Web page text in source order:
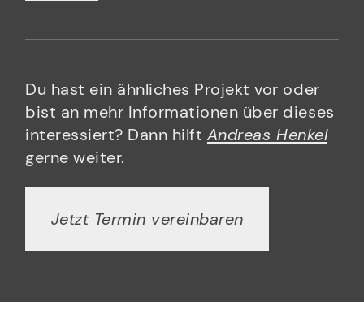
Du hast ein ähnliches Projekt vor oder
bist an mehr Informationen über dieses
interessiert? Dann hilft Andreas Henkel
gerne weiter.
Jetzt Termin vereinbaren